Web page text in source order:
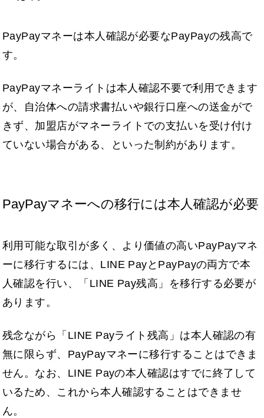
PayPayマネーは本人確認が必要なPayPayの残高で
す。
PayPayマネーライトは本人確認不要で利用できます
が、自治体への請求書払いや銀行口座への送金がで
きず、加盟店がマネーライトでの支払いを受け付け
ていない場合がある、といった制約があります。
PayPayマネーへの移行には本人確認が必要
利用可能な取引が多く、より価値の高いPayPayマネ
ーに移行するには、LINE PayとPayPayの両方で本
人確認を行い、「LINE Pay残高」を移行する必要が
あります。
残念ながら「LINE Payライト残高」は本人確認の有
無に限らず、PayPayマネーに移行することはできま
せん。なお、LINE Payの本人確認はすでに終了して
いるため、これから本人確認することはできませ
ん。